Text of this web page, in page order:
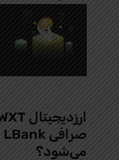
می‌شود؟